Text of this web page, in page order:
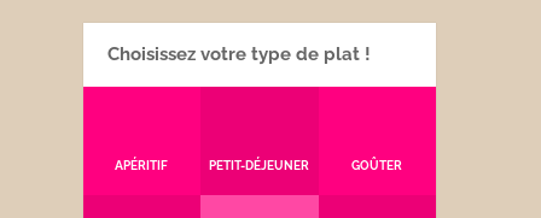
Choisissez votre type de plat !
APÉRITIF PETIT-DÉJEUNER GOÛTER